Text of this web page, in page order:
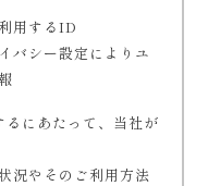
用するID
バシー設定によりユ
にあたって、当社が
況やそのご利用方法